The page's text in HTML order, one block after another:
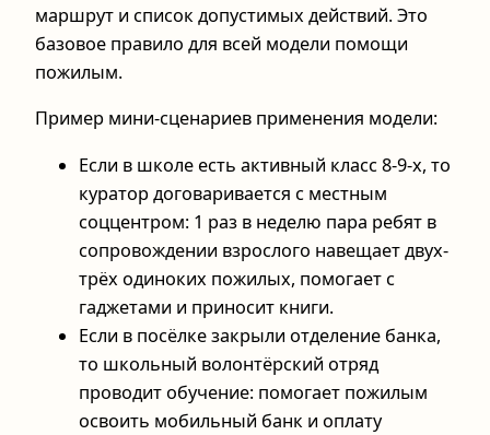
маршрут и список допустимых действий. Это
базовое правило для всей модели помощи
пожилым.
Пример мини-сценариев применения модели:
Если в школе есть активный класс 8-9-х, то
куратор договаривается с местным
соццентром: 1 раз в неделю пара ребят в
сопровождении взрослого навещает двух-
трёх одиноких пожилых, помогает с
гаджетами и приносит книги.
Если в посёлке закрыли отделение банка,
то школьный волонтёрский отряд
проводит обучение: помогает пожилым
освоить мобильный банк и оплату